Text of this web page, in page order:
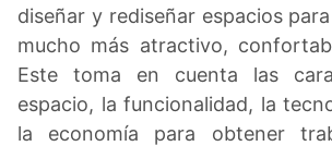
diseñar y rediseñar espacios
mucho más atractivo,
Este toma en cuenta las
espacio, la funcionalidad, la
la economía para obtener